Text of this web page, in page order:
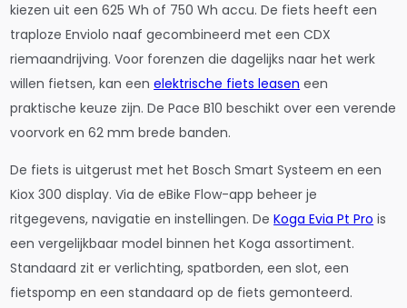
kiezen uit een 625 Wh of 750 Wh accu. De fiets heeft een
traploze Enviolo naaf gecombineerd met een CDX
riemaandrijving. Voor forenzen die dagelijks naar het werk
willen fietsen, kan eenelektrische fiets leasen een
praktische keuze zijn. De Pace B10 beschikt over een verende
voorvork en 62 mm brede banden.
De fiets is uitgerust met het Bosch Smart Systeem en een
Kiox 300 display. Via de eBike Flow-app beheer je
ritgegevens, navigatie en instellingen. DeKoga Evia Pt Pro is
een vergelijkbaar model binnen het Koga assortiment.
Standaard zit er verlichting, spatborden, een slot, een
fietspomp en een standaard op de fiets gemonteerd.